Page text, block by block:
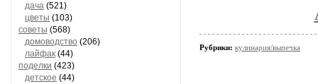
дача (521)
цветы (103)
советы (568)
домоводство (206)
лайфак (44)
поделки (423)
детское (44)
Рубрики: кулинария/выпечка